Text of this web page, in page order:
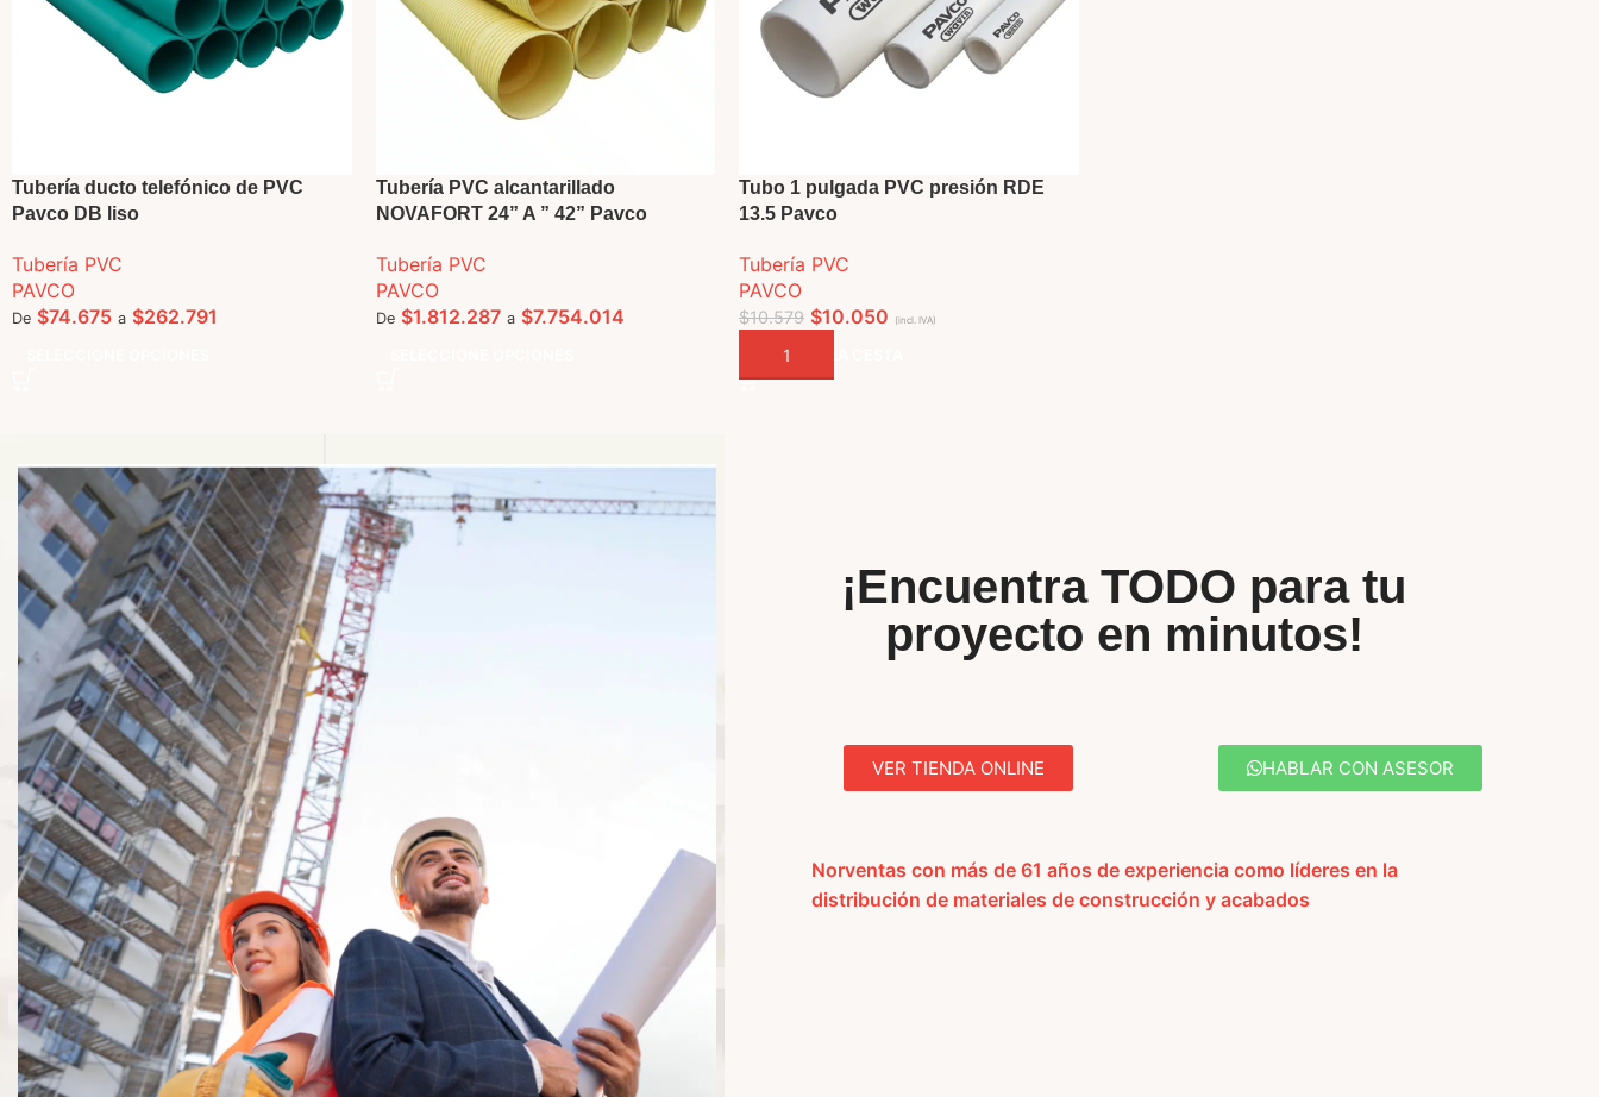
Tubería ducto telefónico de PVC
Pavco DB liso
Tubería PVC
PAVCO
De $74.675 a $262.791
Tubería PVC alcantarillado
NOVAFORT 24” A ” 42” Pavco
Tubería PVC
PAVCO
De $1.812.287 a $7.754.014
Tubo 1 pulgada PVC presión RDE
13.5 Pavco
Tubería PVC
PAVCO
$10.579 $10.050 (incl. IVA)
AÑADIR A LA CESTA
¡Encuentra TODO para tu
proyecto en minutos!
VER TIENDA ONLINE HABLAR CON ASESOR
Norventas con más de 61 años de experiencia como líderes en la
distribuciónde materiales de construcción y acabados